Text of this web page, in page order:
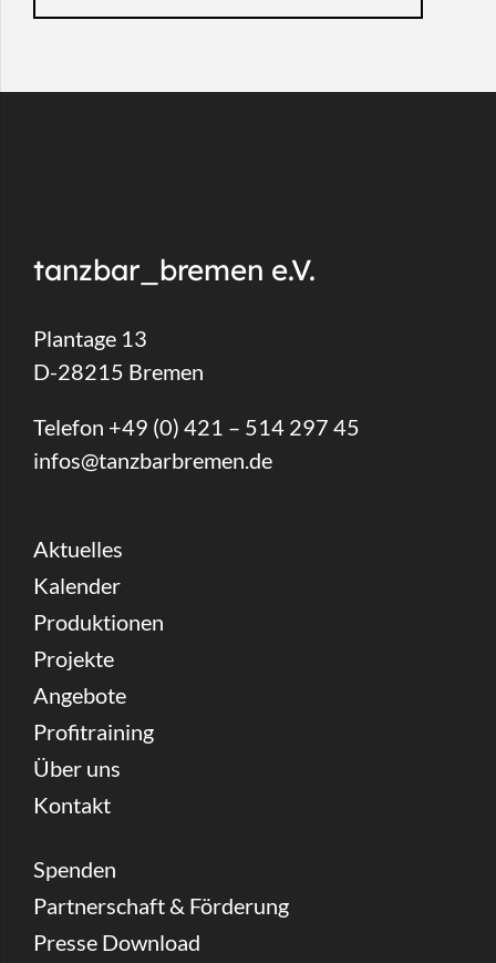
tanzbar_bremen e.V.
Plantage 13
D-28215 Bremen
Telefon +49 (0) 421 – 514 297 45
infos@tanzbarbremen.de
Aktuelles
Kalender
Produktionen
Projekte
Angebote
Profitraining
Über uns
Kontakt
Spenden
Partnerschaft & Förderung
Presse Download